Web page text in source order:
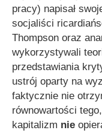
pracy) napisał
socjaliści
Thompson oraz
wykorzystywali
przedstawiania
ustrój oparty na
faktycznie nie
równowartości
kapitalizm nie